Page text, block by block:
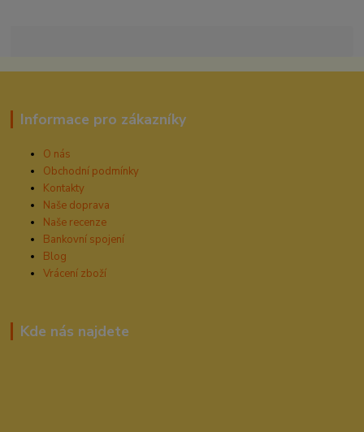
Informace pro zákazníky
O nás
Obchodní podmínky
Kontakty
Naše doprava
Naše recenze
Bankovní spojení
Blog
Vrácení zboží
Kde nás najdete